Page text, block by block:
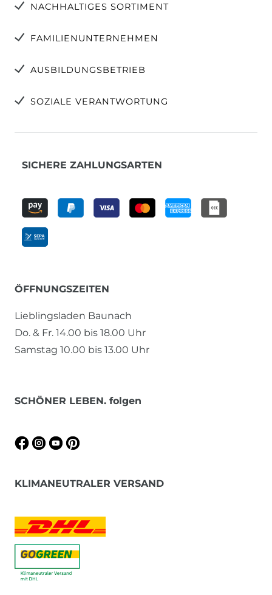
NACHHALTIGES SORTIMENT
FAMILIENUNTERNEHMEN
AUSBILDUNGSBETRIEB
SOZIALE VERANTWORTUNG
SICHERE ZAHLUNGSARTEN
ÖFFNUNGSZEITEN
Lieblingsladen Baunach
Do. & Fr. 14.00 bis 18.00 Uhr
Samstag 10.00 bis 13.00 Uhr
SCHÖNER LEBEN. folgen
KLIMANEUTRALER VERSAND